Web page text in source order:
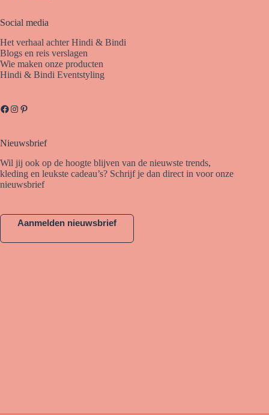
Social media
Het verhaal achter Hindi & Bindi
Blogs en reis verslagen
Wie maken onze producten
Hindi & Bindi Eventstyling
Facebook
Instagram
Pinterest
Nieuwsbrief
Wil jij ook op de hoogte blijven van de nieuwste trends,
kleding en leukste cadeau’s? Schrijf je dan direct in voor onze
nieuwsbrief
Aanmelden nieuwsbrief